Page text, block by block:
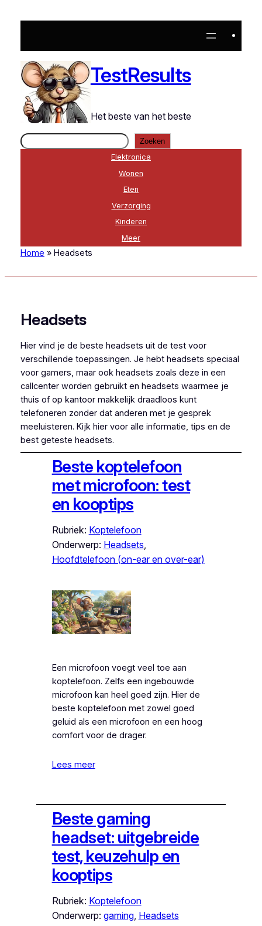
TestResults
Het beste van het beste
Zoeken
Zoeken
Elektronica
Wonen
Eten
Verzorging
Kinderen
Meer
Home »Headsets
Headsets
Hier vind je de beste headsets uit de test voor
verschillende toepassingen. Je hebt headsets speciaal
voor gamers, maar ook headsets zoals deze in een
callcenter worden gebruikt en headsets waarmee je
thuis of op kantoor makkelijk draadloos kunt
telefoneren zonder dat anderen met je gesprek
meeluisteren. Kijk hier voor alle informatie, tips en de
best geteste headsets.
Beste koptelefoon
met microfoon: test
en kooptips
Rubriek: Koptelefoon
Onderwerp: Headsets
Hoofdtelefoon (on-ear en over-ear)
Een microfoon voegt veel toe aan
koptelefoon. Zelfs een ingebouwde
microfoon kan heel goed zijn. Hier de
beste koptelefoon met zowel goed
geluid als een microfoon en een hoog
comfort voor de drager.
Lees meer
Beste gaming
headset: uitgebreide
test, keuzehulp en
kooptips
Rubriek: Koptelefoon
Onderwerp: gaming, Headsets